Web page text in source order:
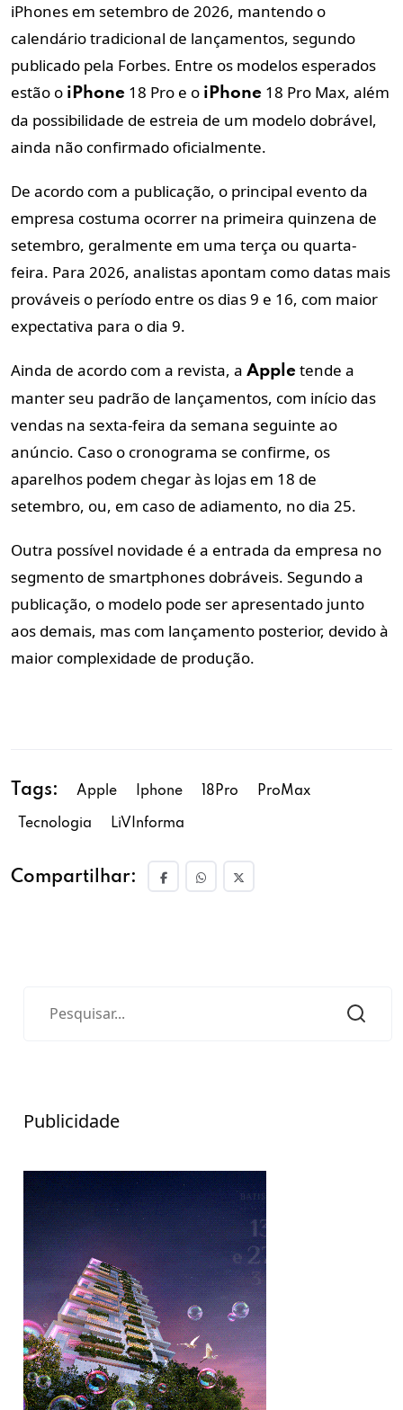
iPhones em setembro de 2026, mantendo o
calendário tradicional de lançamentos, segundo
publicado pela Forbes. Entre os modelos esperados
estão o iPhone 18 Pro e o iPhone 18 Pro Max, além
da possibilidade de estreia de um modelo dobrável,
ainda não confirmado oficialmente.
De acordo com a publicação, o principal evento da
empresa costuma ocorrer na primeira quinzena de
setembro, geralmente em uma terça ou quarta-
feira. Para 2026, analistas apontam como datas mais
prováveis o período entre os dias 9 e 16, com maior
expectativa para o dia 9.
Ainda de acordo com a revista, a Apple tende a
manter seu padrão de lançamentos, com início das
vendas na sexta-feira da semana seguinte ao
anúncio. Caso o cronograma se confirme, os
aparelhos podem chegar às lojas em 18 de
setembro, ou, em caso de adiamento, no dia 25.
Outra possível novidade é a entrada da empresa no
segmento de smartphones dobráveis. Segundo a
publicação, o modelo pode ser apresentado junto
aos demais, mas com lançamento posterior, devido à
maior complexidade de produção.
Tags: Apple Iphone 18Pro ProMax
Tecnologia LiVInforma
Compartilhar:
Publicidade